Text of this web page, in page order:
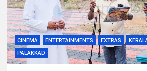
CINEMA ENTERTAINMENTS EXTRAS
PALAKKAD